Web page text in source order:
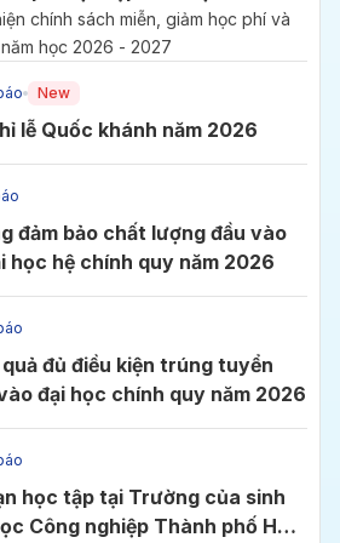
chính sách miễn, giảm học phí và
học 2026 - 2027
New
lễ Quốc khánh năm 2026
học hệ chính quy năm 2026
đủ điều kiện trúng tuyển
đại học chính quy năm 2026
học tập tại Trường của sinh
Công nghiệp Thành phố Hồ